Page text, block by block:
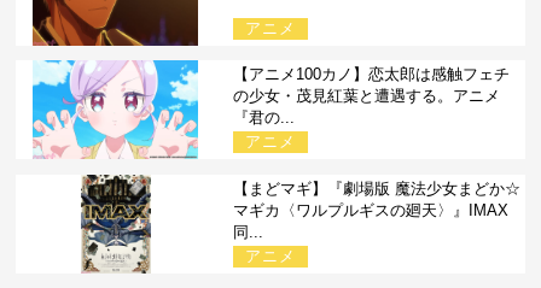
アニメ
【アニメ100カノ】恋太郎は感触フェチ
の少女・茂見紅葉と遭遇する。アニメ
『君の...
アニメ
【まどマギ】『劇場版 魔法少女まどか☆
マギカ〈ワルプルギスの廻天〉』IMAX
同...
アニメ